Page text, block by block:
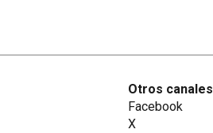
Otros canales
Facebook
X